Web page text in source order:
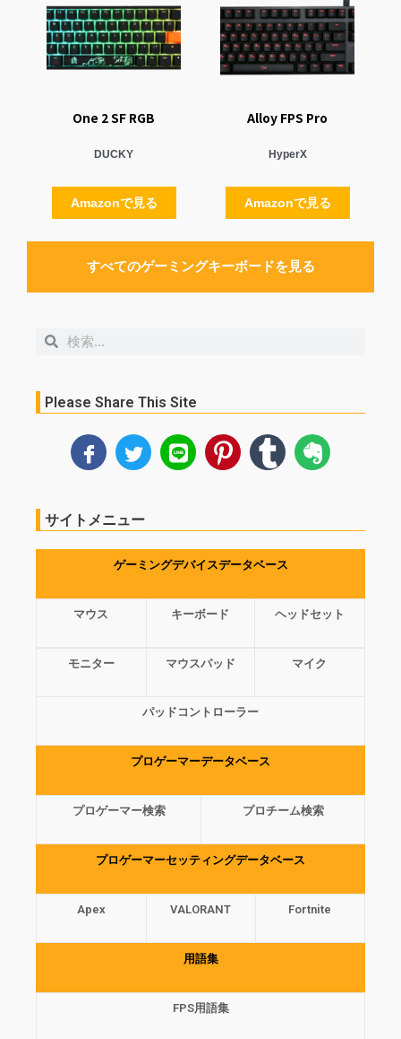
One 2 SF RGB
DUCKY
Amazonで見る
Alloy FPS Pro
HyperX
Amazonで見る
すべてのゲーミングキーボードを見る
検
検
Please Share This Site
サイトメニュー
ゲーミングデバイスデータベース
マウス キーボード ヘッドセット
モニター マウスパッド マイク
パッドコントローラー
プロゲーマーデータベース
プロゲーマー検索 プロチーム検索
プロゲーマーセッティングデータベース
Apex VALORANT Fortnite
用語集
FPS用語集